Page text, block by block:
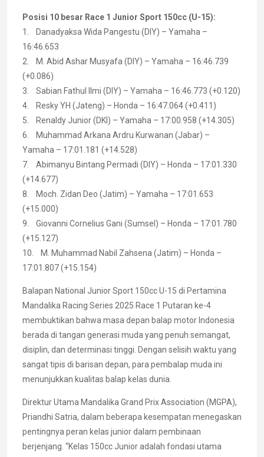
Posisi 10 besar Race 1 Junior Sport 150cc (U-15):
1. Danadyaksa Wida Pangestu (DIY) – Yamaha –
16:46.653
2. M. Abid Ashar Musyafa (DIY) – Yamaha – 16:46.739
(+0.086)
3. Sabian Fathul Ilmi (DIY) – Yamaha – 16:46.773 (+0.120)
4. Resky YH (Jateng) – Honda – 16:47.064 (+0.411)
5. Renaldy Junior (DKI) – Yamaha – 17:00.958 (+14.305)
6. Muhammad Arkana Ardru Kurwanan (Jabar) –
Yamaha – 17:01.181 (+14.528)
7. Abimanyu Bintang Permadi (DIY) – Honda – 17:01.330
(+14.677)
8. Moch. Zidan Deo (Jatim) – Yamaha – 17:01.653
(+15.000)
9. Giovanni Cornelius Gani (Sumsel) – Honda – 17:01.780
(+15.127)
10. M. Muhammad Nabil Zahsena (Jatim) – Honda –
17:01.807 (+15.154)
Balapan National Junior Sport 150cc U-15 di Pertamina
Mandalika Racing Series 2025 Race 1 Putaran ke-4
membuktikan bahwa masa depan balap motor Indonesia
berada di tangan generasi muda yang penuh semangat,
disiplin, dan determinasi tinggi. Dengan selisih waktu yang
sangat tipis di barisan depan, para pembalap muda ini
menunjukkan kualitas balap kelas dunia.
Direktur Utama Mandalika Grand Prix Association (MGPA),
Priandhi Satria, dalam beberapa kesempatan menegaskan
pentingnya peran kelas junior dalam pembinaan
berjenjang. “Kelas 150cc Junior adalah fondasi utama